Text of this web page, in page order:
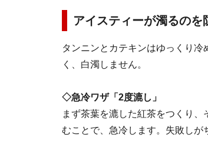
アイスティーが濁るの
タンニンとカテキンはゆっくり
く、白濁しません。
◇急冷ワザ「2度漉し」
まず茶葉を漉した紅茶をつくり
むことで、急冷します。失敗し